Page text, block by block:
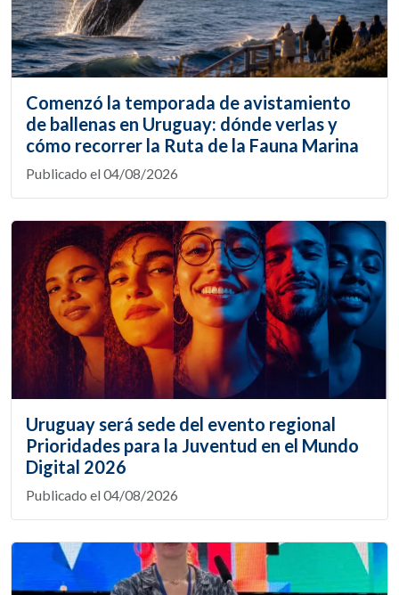
Comenzó la temporada de avistamiento
de ballenas en Uruguay: dónde verlas y
cómo recorrer la Ruta de la Fauna Marina
Publicado el 04/08/2026
Uruguay será sede del evento regional
Prioridades para la Juventud en el Mundo
Digital 2026
Publicado el 04/08/2026